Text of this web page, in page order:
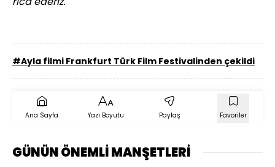
#Ayla filmi Frankfurt Türk Film Festivalinden çekildi
Ana Sayfa Yazı Boyutu Paylaş Favoriler
GÜNÜN ÖNEMLİ MANŞETLERİ